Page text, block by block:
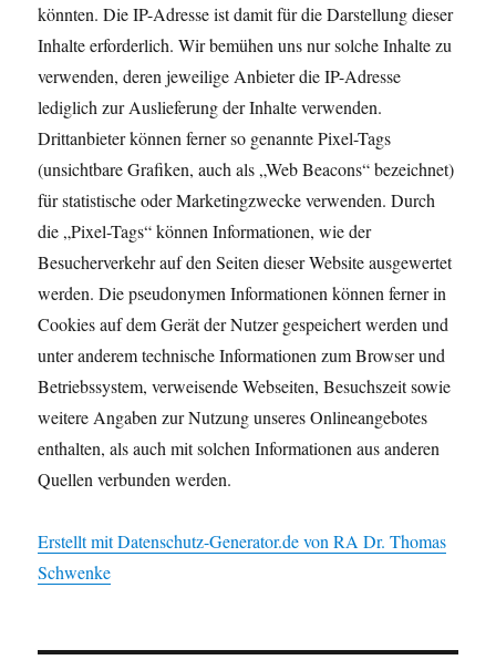
könnten. Die IP-Adresse ist damit für die Darstellung dieser
Inhalte erforderlich. Wir bemühen uns nur solche Inhalte zu
verwenden, deren jeweilige Anbieter die IP-Adresse
lediglich zur Auslieferung der Inhalte verwenden.
Drittanbieter können ferner so genannte Pixel-Tags
(unsichtbare Grafiken, auch als „Web Beacons“ bezeichnet)
für statistische oder Marketingzwecke verwenden. Durch
die „Pixel-Tags“ können Informationen, wie der
Besucherverkehr auf den Seiten dieser Website ausgewertet
werden. Die pseudonymen Informationen können ferner in
Cookies auf dem Gerät der Nutzer gespeichert werden und
unter anderem technische Informationen zum Browser und
Betriebssystem, verweisende Webseiten, Besuchszeit sowie
weitere Angaben zur Nutzung unseres Onlineangebotes
enthalten, als auch mit solchen Informationen aus anderen
Quellen verbunden werden.
Erstellt mit Datenschutz-Generator.de von RA Dr. Thomas
Schwenke